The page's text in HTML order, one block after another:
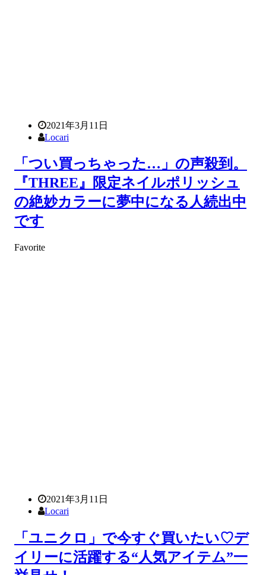
2021年3月11日
Locari
「つい買っちゃった…」の声殺到。
『THREE』限定ネイルポリッシュ
の絶妙カラーに夢中になる人続出中
です
Favorite
2021年3月11日
Locari
「ユニクロ」で今すぐ買いたい♡デ
イリーに活躍する“人気アイテム”一